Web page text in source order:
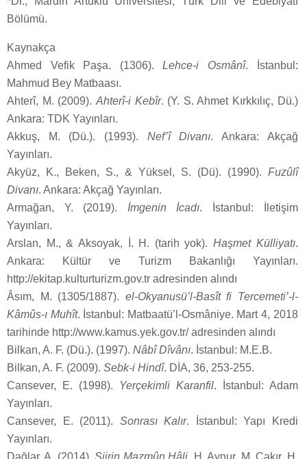
Bölümü.
Kaynakça
Ahmed Vefik Paşa. (1306).Lehce-i Osmânî. İstanbul:
Mahmud Bey Matbaası.
Ahterî, M. (2009). Ahterî-i Kebîr. (Y. S. Ahmet Kırkkılıç, Dü.)
Ankara: TDK Yayınları.
Akkuş, M. (Dü.). (1993). Nef’î Divanı. Ankara: Akçağ
Yayınları.
Akyüz, K., Beken, S., & Yüksel, S. (Dü). (1990). Fuzûlî
Divanı. Ankara: Akçağ Yayınları.
Armağan, Y. (2019). İmgenin İcadı. İstanbul: İletişim
Yayınları.
Arslan, M., & Aksoyak, İ. H. (tarih yok).Haşmet Külliyatı.
Ankara: Kültür ve Turizm Bakanlığı Yayınları.
http://ekitap.kulturturizm.gov.tr adresinden alındı
Âsım, M. (1305/1887). el-Okyanusü’l-Basît fi Tercemeti’-l-
Kâmûs-ı Muhît. İstanbul: Matbaatü’l-Osmâniye. Mart 4, 2018
tarihinde http://www.kamus.yek.gov.tr/ adresinden alındı
Bilkan, A. F. (Dü.). (1997). Nâbî Dîvânı. İstanbul: M.E.B.
Bilkan, A. F. (2009). Sebk-i Hindî. DİA, 36, 253-255.
Cansever, E. (1998). Yerçekimli Karanfil. İstanbul: Adam
Yayınları.
Cansever, E. (2011). Sonrası Kalır. İstanbul: Yapı Kredi
Yayınları.
Dağlar, A. (2014).Şiirin Mazmûn Hâli . H. Aynur, M. Çakır, H.